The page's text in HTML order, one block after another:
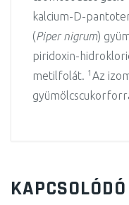
kalcium-D-
(Piper nigrum)
piridoxin-
metilfolát. 1 Az